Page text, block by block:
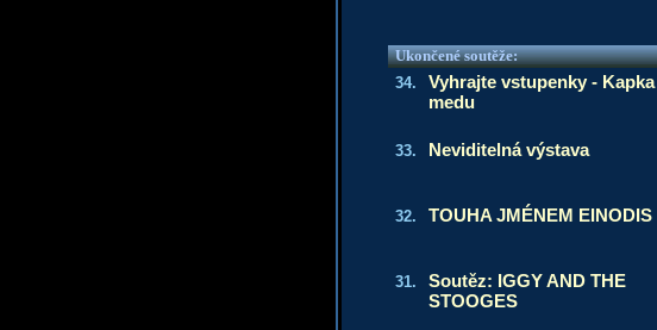
Ukončené soutěže:
34.
Vyhrajte vstupenky - Kapka
medu
33. Neviditelná výstava
32. TOUHA JMÉNEM EINODIS
31.
Soutěz: IGGY AND THE
STOOGES